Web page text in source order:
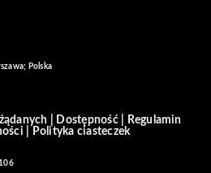
Polska
Dostępność|
Regulamin
Polityka ciasteczek